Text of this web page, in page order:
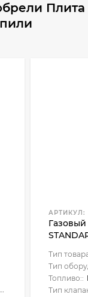
Плита
АРТИКУЛ:
Газовый
Тип
Тип
Топливо::
Тип